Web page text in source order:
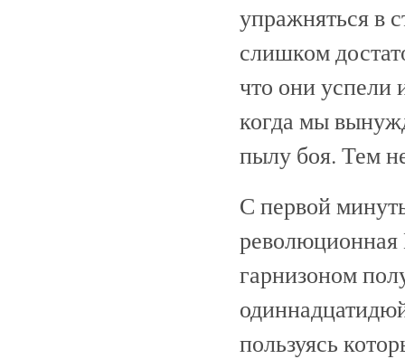
упражняться в
слишком
что они успели
когда мы
пылу боя. Тем
С первой
гарнизоном
пользуясь